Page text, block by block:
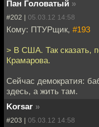
Пан Головатый »
#202 | 05.03.12 14:58
Кому: ПТУРщик, #193
> В США. Так сказать,
Крамарова.
Сейчас демократия:
здесь, а жить там.
Korsar »
#203 | 05.03.12 14:58